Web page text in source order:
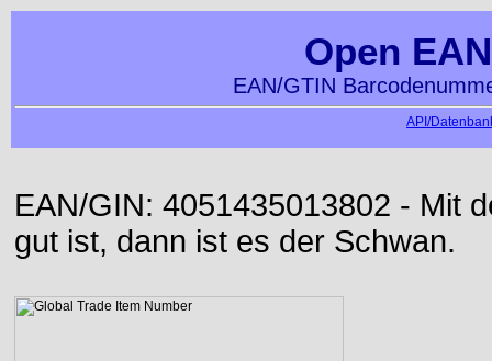
Open
EAN/GTIN
API/
EAN/GIN: 4051435013802 - Mit
gut ist, dann ist es der Schwan.